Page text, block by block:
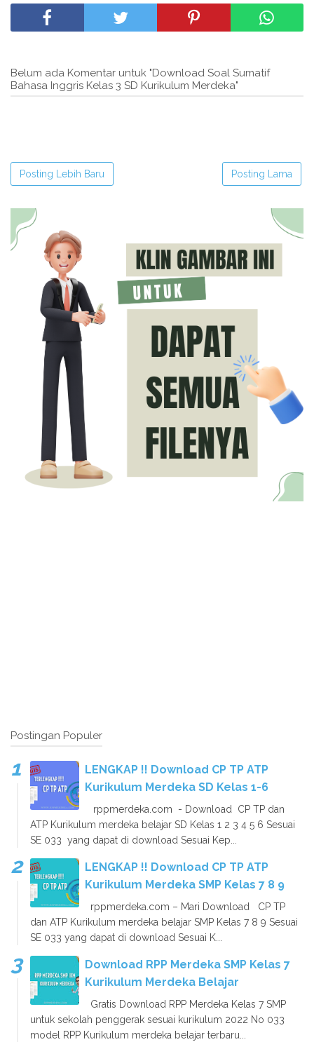
Belum ada Komentar untuk "Download Soal Sumatif
Bahasa Inggris Kelas 3 SD Kurikulum Merdeka"
Posting Lebih Baru Posting Lama
Postingan Populer
LENGKAP !! Download CP TP ATP
Kurikulum Merdeka SD Kelas 1-6
rppmerdeka.com - Download CP TP dan
ATP Kurikulum merdeka belajar SD Kelas 1 2 3 4 5 6 Sesuai
SE 033 yang dapat di download Sesuai Kep...
LENGKAP !! Download CP TP ATP
Kurikulum Merdeka SMP Kelas 7 8 9
rppmerdeka.com – Mari Download CP TP
dan ATP Kurikulum merdeka belajar SMP Kelas 7 8 9 Sesuai
SE 033 yang dapat di download Sesuai K...
Download RPP Merdeka SMP Kelas 7
Kurikulum Merdeka Belajar
Gratis Download RPP Merdeka Kelas 7 SMP
untuk sekolah penggerak sesuai kurikulum 2022 No 033
model RPP Kurikulum merdeka belajar terbaru...